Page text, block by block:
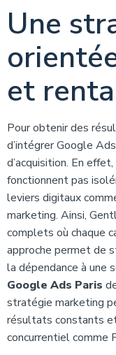
Une
et
Pour obtenir des
d’intégrer Google
d’acquisition. En effet,
fonctionnent pas
leviers digitaux
marketing. Ainsi,
complets où chaque
approche permet de
la dépendance à une
Google Ads Paris
stratégie marketing
résultats constants
concurrentiel comme